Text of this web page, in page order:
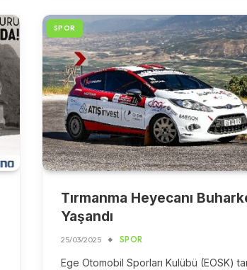
SPOR
Tırmanma Heyecanı
Yaşandı
25/03/2025 SPOR
Ege Otomobil Sporları Kulübü (EOSK)